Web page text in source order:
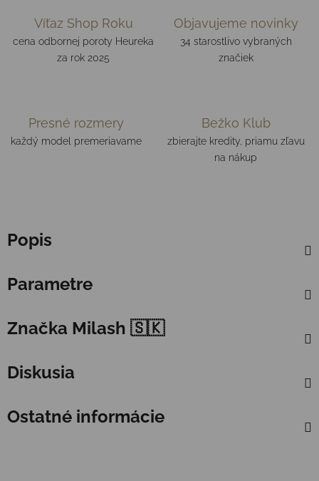
Víťaz Shop Roku
cena odbornej poroty Heureka
za rok 2025
Objavujeme novinky
34 starostlivo vybraných
značiek
Presné rozmery
každý model premeriavame
Bežko Klub
zbierajte kredity, priamu zľavu
na nákup
Popis
Parametre
Značka Milash 🇸🇰
Diskusia
Ostatné informácie